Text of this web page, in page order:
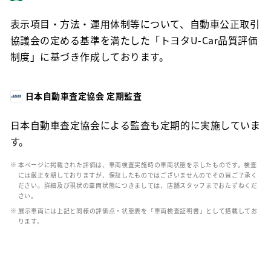
表示項目・方法・運用体制等について、自動車公正取引
協議会の定める基準を満たした「トヨタU-Car品質評価
制度」に基づき作成しております。
日本自動車査定協会 定期監査
日本自動車査定協会による監査も定期的に実施していま
す。
※ 本ページに掲載された評価は、車両検査実施時の車両状態を示したものです。検査
には厳正を期しておりますが、保証したものではございませんのでその旨ご了承く
ださい。詳細及び現状の車両状態につきましては、店舗スタッフまでおたずねくだ
さい。
※ 展示車両には上記と同様の評価点・状態表を「車両検査証明書」として搭載してお
ります。